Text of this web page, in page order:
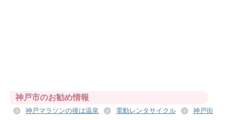
神戸市のお勧め情報
神戸マラソンの後は温泉 電動レンタサイクル
神戸街